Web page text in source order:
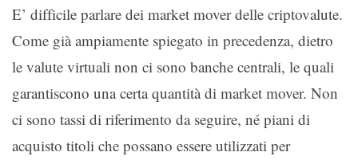
E’ difficile parlare dei market mover delle criptovalute.
Come già ampiamente spiegato in precedenza, dietro
le valute virtuali non ci sono banche centrali, le quali
garantiscono una certa quantità di market mover. Non
ci sono tassi di riferimento da seguire, né piani di
acquisto titoli che possano essere utilizzati per